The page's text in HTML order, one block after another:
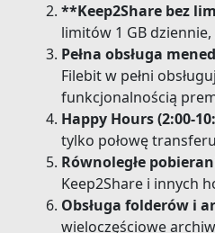
**Keep2Share bez
limitów 1 GB
Pełna obsługa
Filebit w pełni
funkcjonalnością
Happy Hours (2:00-
tylko połowę
Równoległe
Keep2Share i innych
Obsługa folderów i
wieloczęściowe